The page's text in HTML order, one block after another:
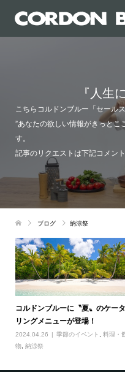
『人生
こちらコルドンブルー「セール
”あなたの欲しい情報がきっとこ
す。
記事のリクエストは下記コメン
ブログ 納涼祭
コルドンブルーに〝夏〟のケータ
リングメニューが登場！
2024.04.26 季節のイベント , 料理・
物, 納涼祭